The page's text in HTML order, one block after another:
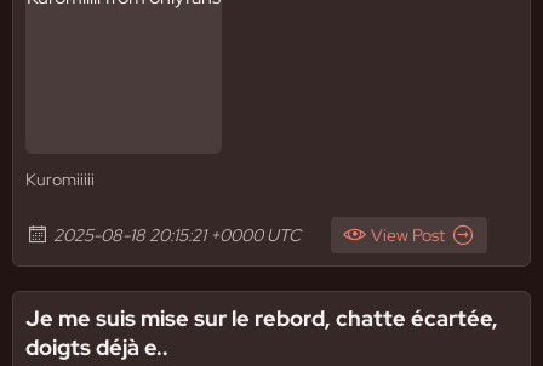
Kuromiiiii
2025-08-18 20:15:21 +0000 UTC View Post
Je me suis mise sur le rebord, chatte écartée,
doigts déjà e..